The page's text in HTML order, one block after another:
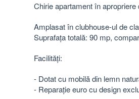
Chirie apartament în
Amplasat în clubhouse-ul de
Suprafața totală: 90 mp,
Facilități:
- Dotat cu mobilă din lemn
- Reparație euro cu design